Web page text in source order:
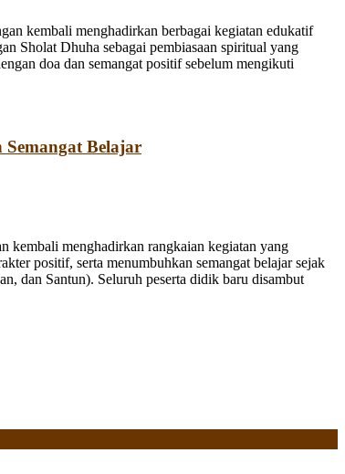
kembali menghadirkan berbagai kegiatan edukatif
Sholat Dhuha sebagai pembiasaan spiritual yang
doa dan semangat positif sebelum mengikuti
Belajar
kembali menghadirkan rangkaian kegiatan yang
positif, serta menumbuhkan semangat belajar sejak
dan Santun). Seluruh peserta didik baru disambut